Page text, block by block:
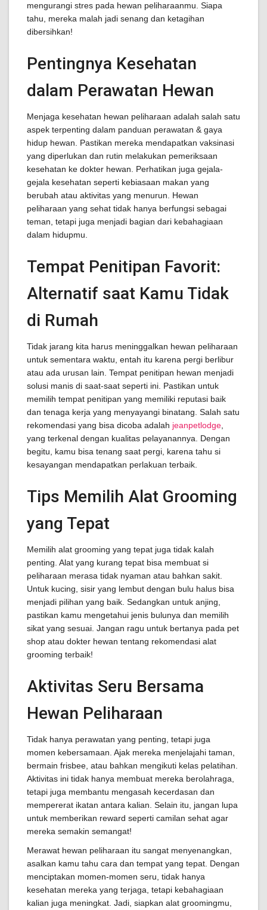
mengurangi stres pada hewan peliharaanmu. Siapa
tahu, mereka malah jadi senang dan ketagihan
dibersihkan!
Pentingnya Kesehatan
dalam Perawatan Hewan
Menjaga kesehatan hewan peliharaan adalah salah satu
aspek terpenting dalam panduan perawatan & gaya
hidup hewan. Pastikan mereka mendapatkan vaksinasi
yang diperlukan dan rutin melakukan pemeriksaan
kesehatan ke dokter hewan. Perhatikan juga gejala-
gejala kesehatan seperti kebiasaan makan yang
berubah atau aktivitas yang menurun. Hewan
peliharaan yang sehat tidak hanya berfungsi sebagai
teman, tetapi juga menjadi bagian dari kebahagiaan
dalam hidupmu.
Tempat Penitipan Favorit:
Alternatif saat Kamu Tidak
di Rumah
Tidak jarang kita harus meninggalkan hewan peliharaan
untuk sementara waktu, entah itu karena pergi berlibur
atau ada urusan lain. Tempat penitipan hewan menjadi
solusi manis di saat-saat seperti ini. Pastikan untuk
memilih tempat penitipan yang memiliki reputasi baik
dan tenaga kerja yang menyayangi binatang. Salah satu
rekomendasi yang bisa dicoba adalah jeanpetlodge
yang terkenal dengan kualitas pelayanannya. Dengan
begitu, kamu bisa tenang saat pergi, karena tahu si
kesayangan mendapatkan perlakuan terbaik.
Tips Memilih Alat Grooming
yang Tepat
Memilih alat grooming yang tepat juga tidak kalah
penting. Alat yang kurang tepat bisa membuat si
peliharaan merasa tidak nyaman atau bahkan sakit.
Untuk kucing, sisir yang lembut dengan bulu halus bisa
menjadi pilihan yang baik. Sedangkan untuk anjing,
pastikan kamu mengetahui jenis bulunya dan memilih
sikat yang sesuai. Jangan ragu untuk bertanya pada pet
shop atau dokter hewan tentang rekomendasi alat
grooming terbaik!
Aktivitas Seru Bersama
Hewan Peliharaan
Tidak hanya perawatan yang penting, tetapi juga
momen kebersamaan. Ajak mereka menjelajahi taman,
bermain frisbee, atau bahkan mengikuti kelas pelatihan.
Aktivitas ini tidak hanya membuat mereka berolahraga,
tetapi juga membantu mengasah kecerdasan dan
mempererat ikatan antara kalian. Selain itu, jangan lupa
untuk memberikan reward seperti camilan sehat agar
mereka semakin semangat!
Merawat hewan peliharaan itu sangat menyenangkan,
asalkan kamu tahu cara dan tempat yang tepat. Dengan
menciptakan momen-momen seru, tidak hanya
kesehatan mereka yang terjaga, tetapi kebahagiaan
kalian juga meningkat. Jadi, siapkan alat groomingmu,